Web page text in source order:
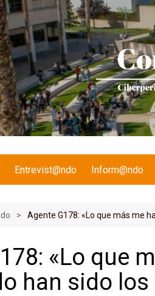
Entrevist@ndo Inform@ndo
Agente G178: «Lo que más me
«Lo que
han sido